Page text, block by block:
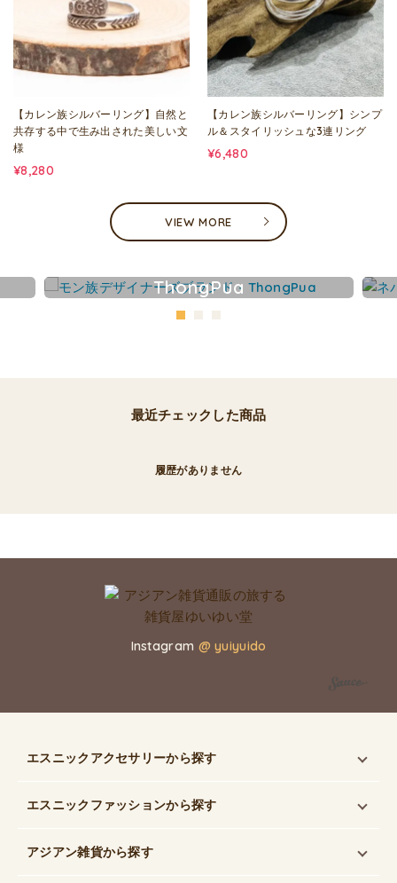
【カレン族シルバーリング】自然と
共存する中で生み出された美しい文
様
¥8,280
【カレン族シルバーリング】シンプ
ル＆スタイリッシュな3連リング
¥6,480
VIEW MORE
ThongPua
最近チェックした商品
履歴がありません
Instagram @ yuiyuido
エスニックアクセサリーから探す
エスニックファッションから探す
アジアン雑貨から探す